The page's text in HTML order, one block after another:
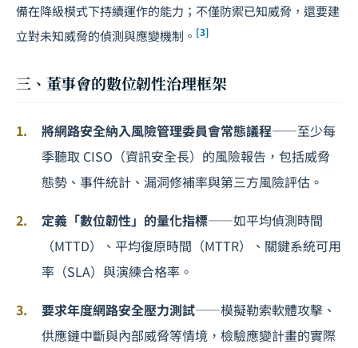
備在降級模式下持續運作的能力；不僅防禦已知威脅，還要建
立對未知威脅的偵測與應變機制。 [3]
三、董事會的數位韌性治理框架
將網路安全納入風險管理委員會常態議程——至少每
季聽取 CISO（資訊安全長）的風險報告，包括威脅
態勢、事件統計、漏洞修補率與第三方風險評估。
定義「數位韌性」的量化指標——如平均偵測時間
（MTTD）、平均復原時間（MTTR）、關鍵系統可用
率（SLA）與演練合格率。
要求年度網路安全壓力測試——模擬勒索軟體攻擊、
供應鏈中斷與內部威脅等情境，檢驗應變計畫的實際